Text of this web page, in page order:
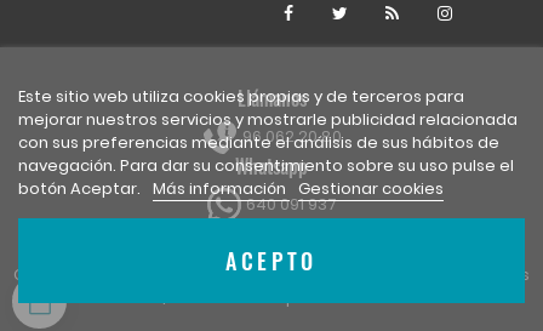
Este sitio web utiliza cookies propias y de terceros para
mejorar nuestros servicios y mostrarle publicidad relacionada
con sus preferencias mediante el análisis de sus hábitos de
navegación. Para dar su consentimiento sobre su uso pulse el
botón Aceptar. Más información Gestionar cookies
ACEPTO
FacebookTwitter Rss
Llámanos
96 062 20 80
Whatsapp
640 091 937
Copyright © 2026 Nubeser Soluciones, S.L.U. | Todos los derechos
reservados. |
Diseño webpor Nubeser Soluciones.